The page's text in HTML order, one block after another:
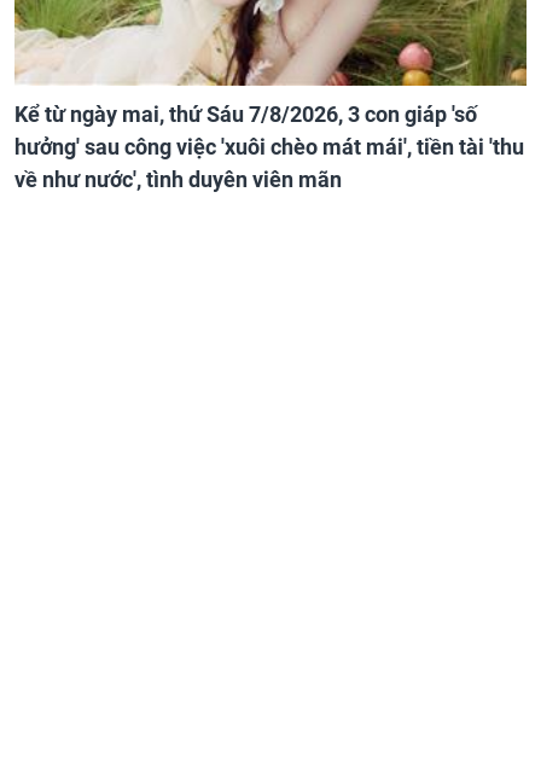
Kể từ ngày mai, thứ Sáu 7/8/2026, 3 con giáp 'số
hưởng' sau công việc 'xuôi chèo mát mái', tiền tài 'thu
về như nước', tình duyên viên mãn